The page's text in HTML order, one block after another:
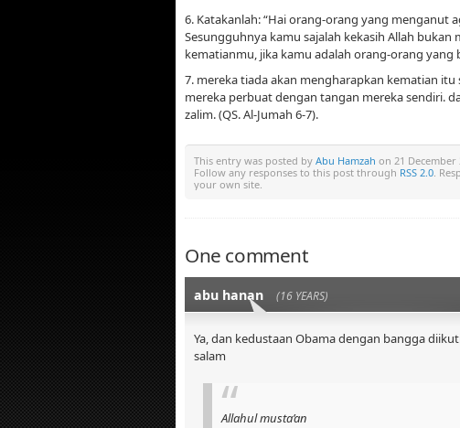
6. Katakanlah: “Hai orang-orang yang menganut
Sesungguhnya kamu sajalah kekasih Allah
kematianmu, jika kamu adalah orang-orang yang
7. mereka tiada akan mengharapkan kematian
mereka perbuat dengan tangan mereka sendiri.
zalim. (QS. Al-Jumah 6-7).
This entry was posted by Abu Hamzah on 21
Follow any responses to this post through RSS 2.0.
your own site.
One comment
abu hanan (16 YEARS)
Ya, dan kedustaan Obama dengan bangga
salam
Allahul musta’an